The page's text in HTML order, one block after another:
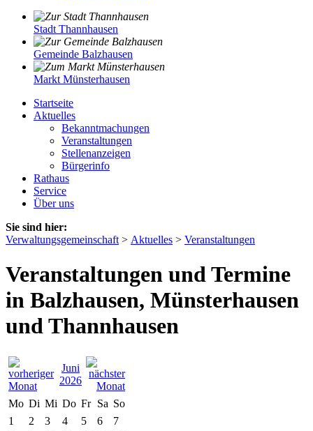
Stadt Thannhausen
Gemeinde Balzhausen
Markt Münsterhausen
Startseite
Aktuelles
Bekanntmachungen
Veranstaltungen
Stellenanzeigen
Bürgerinfo
Rathaus
Service
Über uns
Sie sind hier:
Verwaltungsgemeinschaft > Aktuelles > Veranstaltungen
Veranstaltungen und Termine
in Balzhausen, Münsterhausen
und Thannhausen
Juni
2026
Mo Di Mi Do Fr Sa So
1
2 3 4 5 6
7